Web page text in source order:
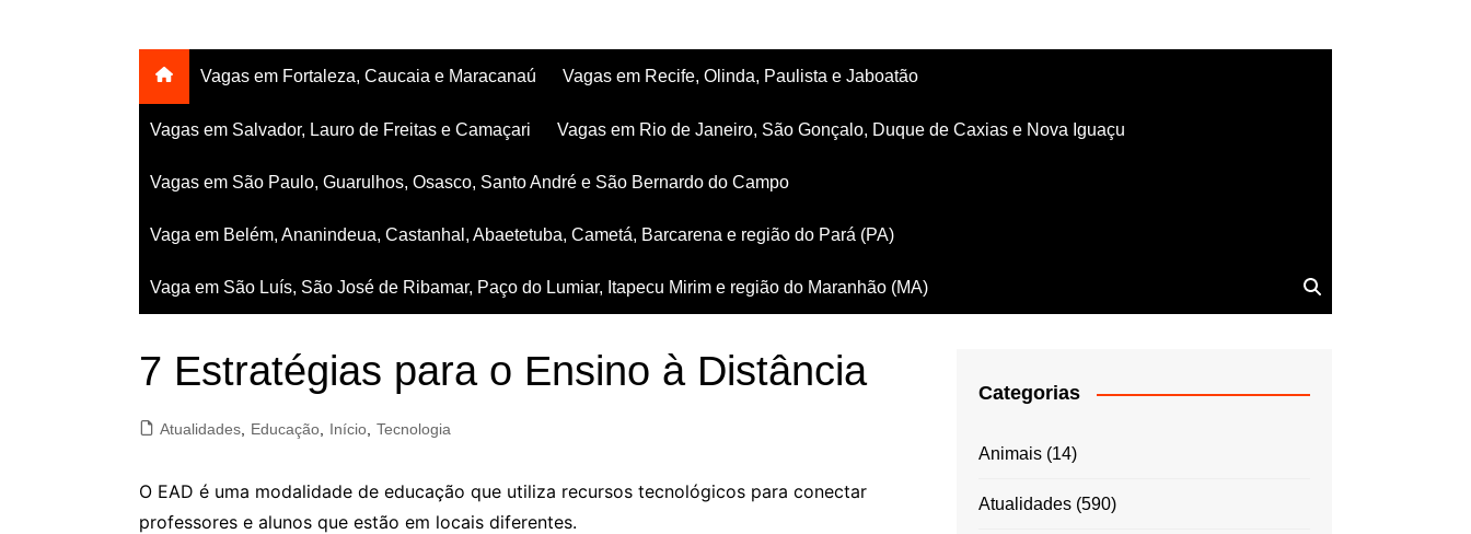
Vagas em Fortaleza, Caucaia e Maracanaú Vagas em Recife, Olinda, Paulista e Jaboatão
Vagas em Salvador, Lauro de Freitas e Camaçari Vagas em Rio de Janeiro, São Gonçalo, Duque de Caxias e Nova Iguaçu
Vagas em São Paulo, Guarulhos, Osasco, Santo André e São Bernardo do Campo
Vaga em Belém, Ananindeua, Castanhal, Abaetetuba, Cametá, Barcarena e região do Pará (PA)
Vaga em São Luís, São José de Ribamar, Paço do Lumiar, Itapecu Mirim e região do Maranhão (MA)
7 Estratégias para o Ensino à Distância
Atualidades Educação Início Tecnologia
O EAD é uma modalidade de educação que utiliza recursos tecnológicos para conectar
professores e alunos que estão em locais diferentes.
Categorias
Animais(14)
Atualidades(590)